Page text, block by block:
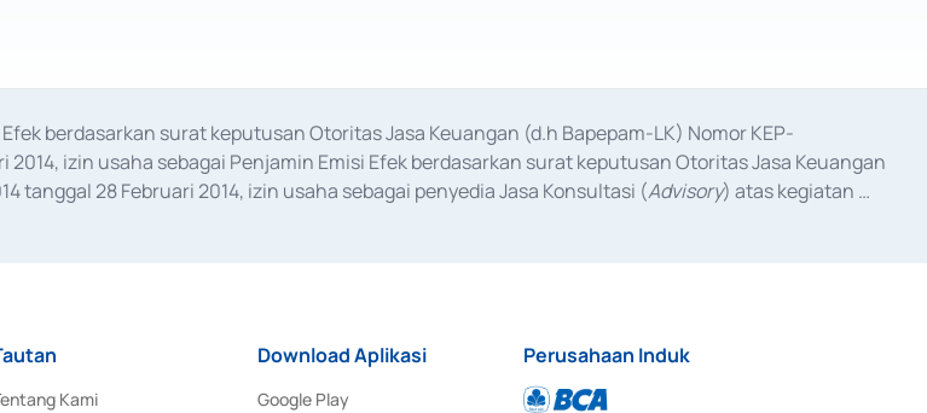
berdasarkan surat keputusan Otoritas Jasa Keuangan (d.h Bapepam-LK) Nomor KEP-
2014, izin usaha sebagai Penjamin Emisi Efek berdasarkan surat keputusan Otoritas Jasa Keuangan
tanggal 28 Februari 2014, izin usaha sebagai penyedia Jasa Konsultasi (Advisory) atas kegiatan
Kami
Download Aplikasi
Google Play
Perusahaan Induk